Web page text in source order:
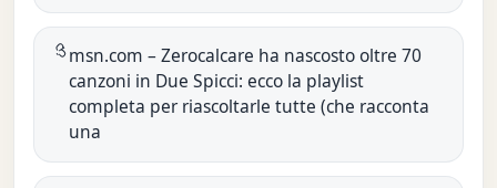
msn.com – Zerocalcare ha nascosto oltre 70
canzoni in Due Spicci: ecco la playlist
completa per riascoltarle tutte (che racconta
una